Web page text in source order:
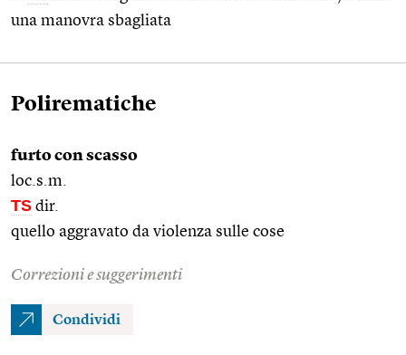
una manovra sbagliata
Polirematiche
furto con scasso
loc.s.m.
TS dir.
quello aggravato da violenza sulle cose
Correzioni e suggerimenti
Condividi